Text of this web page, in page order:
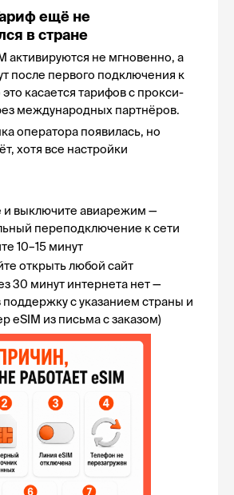
ещё не
в стране
активируются не мгновенно, а
после первого подключения к
касается тарифов с прокси-
международных партнёров.
оператора появилась, но
хотя все настройки
и выключите авиарежим —
переподключение к сети
10–15 минут
открыть любой сайт
30 минут интернета нет —
с указанием страны и
eSIM из письма с заказом)